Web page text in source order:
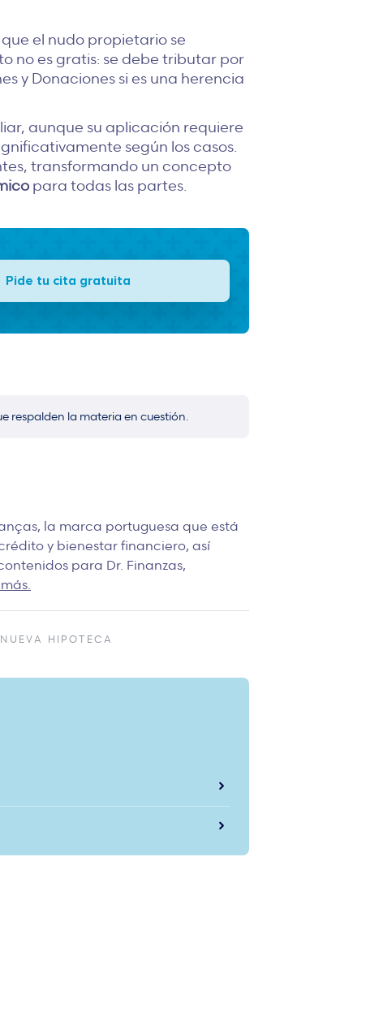
el nudo propietario se
no es gratis: se debe tributar por
y Donaciones si es una herencia
aunque su aplicación requiere
según los casos.
transformando un concepto
para todas las partes.
Pide tu cita gratuita
respalden la materia en cuestión.
la marca portuguesa que está
y bienestar financiero, así
para Dr. Finanzas,
NUEVA HIPOTECA